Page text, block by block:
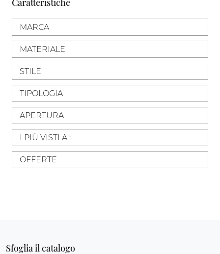
MARCA
MATERIALE
STILE
TIPOLOGIA
APERTURA
I PIÙ VISTI A :
OFFERTE
Sfoglia il catalogo